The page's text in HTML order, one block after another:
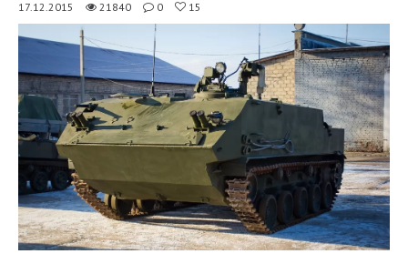
17.12.2015 21840 0 15